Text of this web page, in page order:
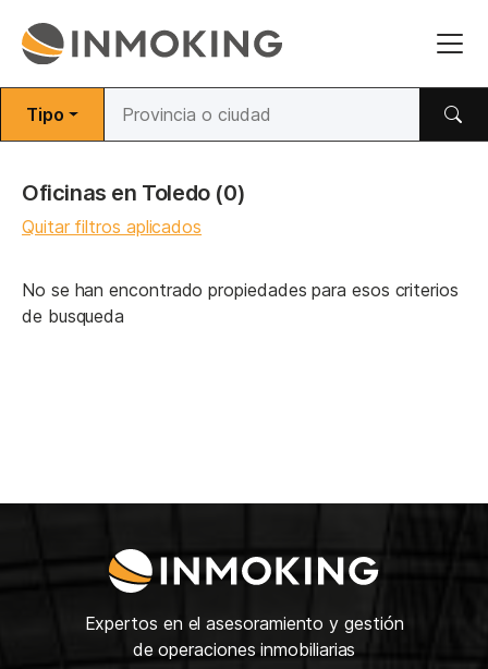
Tipo
Oficinas en Toledo (0)
Quitar filtros aplicados
No se han encontrado propiedades para esos criterios
de busqueda
Expertos en el asesoramiento y gestión
de operaciones inmobiliarias